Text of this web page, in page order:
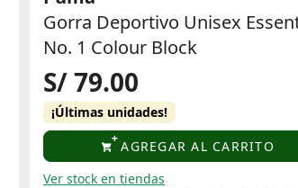
Gorra Deportivo Unisex
No. 1 Colour Block
S/ 79.00
¡Últimas unidades!
AGREGAR AL CARRITO
Ver stock en tiendas